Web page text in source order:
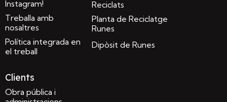
Instagram!
Treballa amb
nosaltres
Política integrada en
el treball
Reciclats
Planta de Reciclatge
Runes
Dipòsit de Runes
Clients
Obra pública i